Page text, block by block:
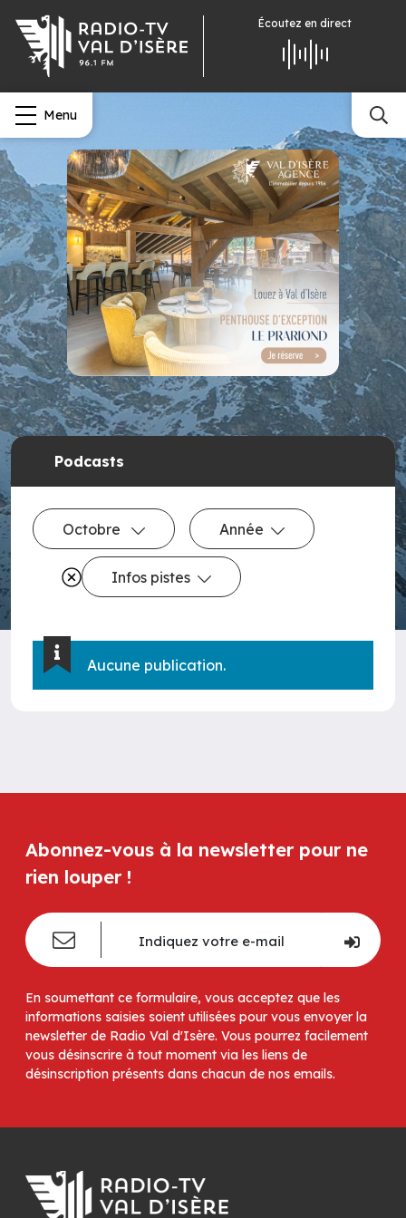
Écoutez en direct
Menu
Podcasts
Octobre Année
Infos pistes
Aucune publication.
Abonnez-vous à la newsletter pour ne
rien louper !
En soumettant ce formulaire, vous acceptez que les
informations saisies soient utilisées pour vous envoyer la
newsletter de Radio Val d'Isère. Vous pourrez facilement
vous désinscrire à tout moment via les liens de
désinscription présents dans chacun de nos emails.